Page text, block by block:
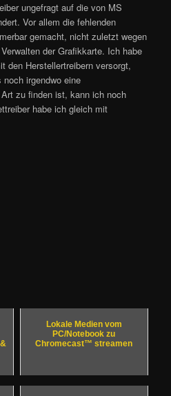
ungefragt auf die von MS
Vor allem die fehlenden
gemacht, nicht zuletzt wegen
der Grafikkarte. Ich habe
den Herstellertreibern versorgt,
noch irgendwo eine
zu finden ist, kann ich noch
habe ich gleich mit
Lokale Medien vom
PC/Notebook zu
Chromecast™ streamen